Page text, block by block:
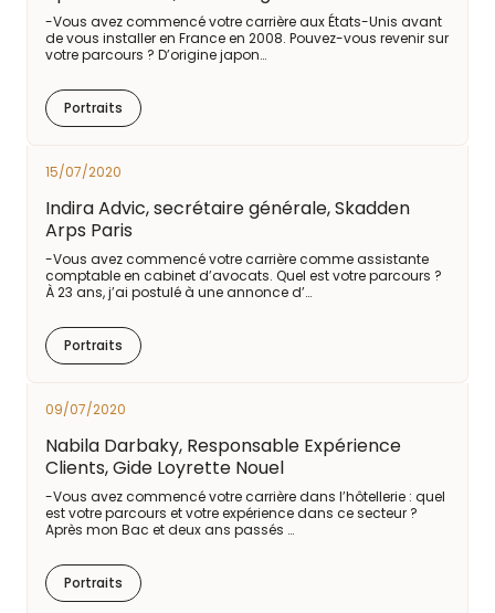
-Vous avez commencé votre carrière aux États-Unis avant
de vous installer en France en 2008. Pouvez-vous revenir sur
votre parcours ? D’origine japon…
Portraits
15/07/2020
Indira Advic, secrétaire générale, Skadden
Arps Paris
-Vous avez commencé votre carrière comme assistante
comptable en cabinet d’avocats. Quel est votre parcours ?
À 23 ans, j’ai postulé à une annonce d’…
Portraits
09/07/2020
Nabila Darbaky, Responsable Expérience
Clients, Gide Loyrette Nouel
-Vous avez commencé votre carrière dans l’hôtellerie : quel
est votre parcours et votre expérience dans ce secteur ?
Après mon Bac et deux ans passés …
Portraits